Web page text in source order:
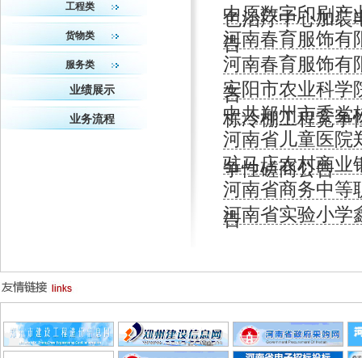
色治疗中心加装
中原数字印刷产
告
河南春育服饰有
河南春育服饰有
告
安阳市农业科学
栋冷棚工程竞争
中共郑州市委党
河南省儿童医院
争性磋商公告
驻马店农村商业
河南省商务中等
告
河南省实验小学
工程类
货物类
服务类
业绩展示
业务流程